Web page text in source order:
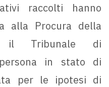
raccolti hanno
alla Procura della
il Tribunale di
in stato di
per le ipotesi di